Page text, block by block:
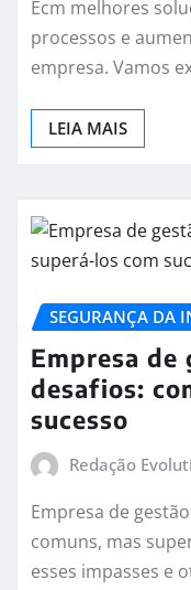
Ecm melhores
processos e
empresa. Vamos
LEIA MAIS
SEGURANÇA DA
Empresa de
desafios:
sucesso
Redação
Empresa de
comuns, mas
esses impasses e